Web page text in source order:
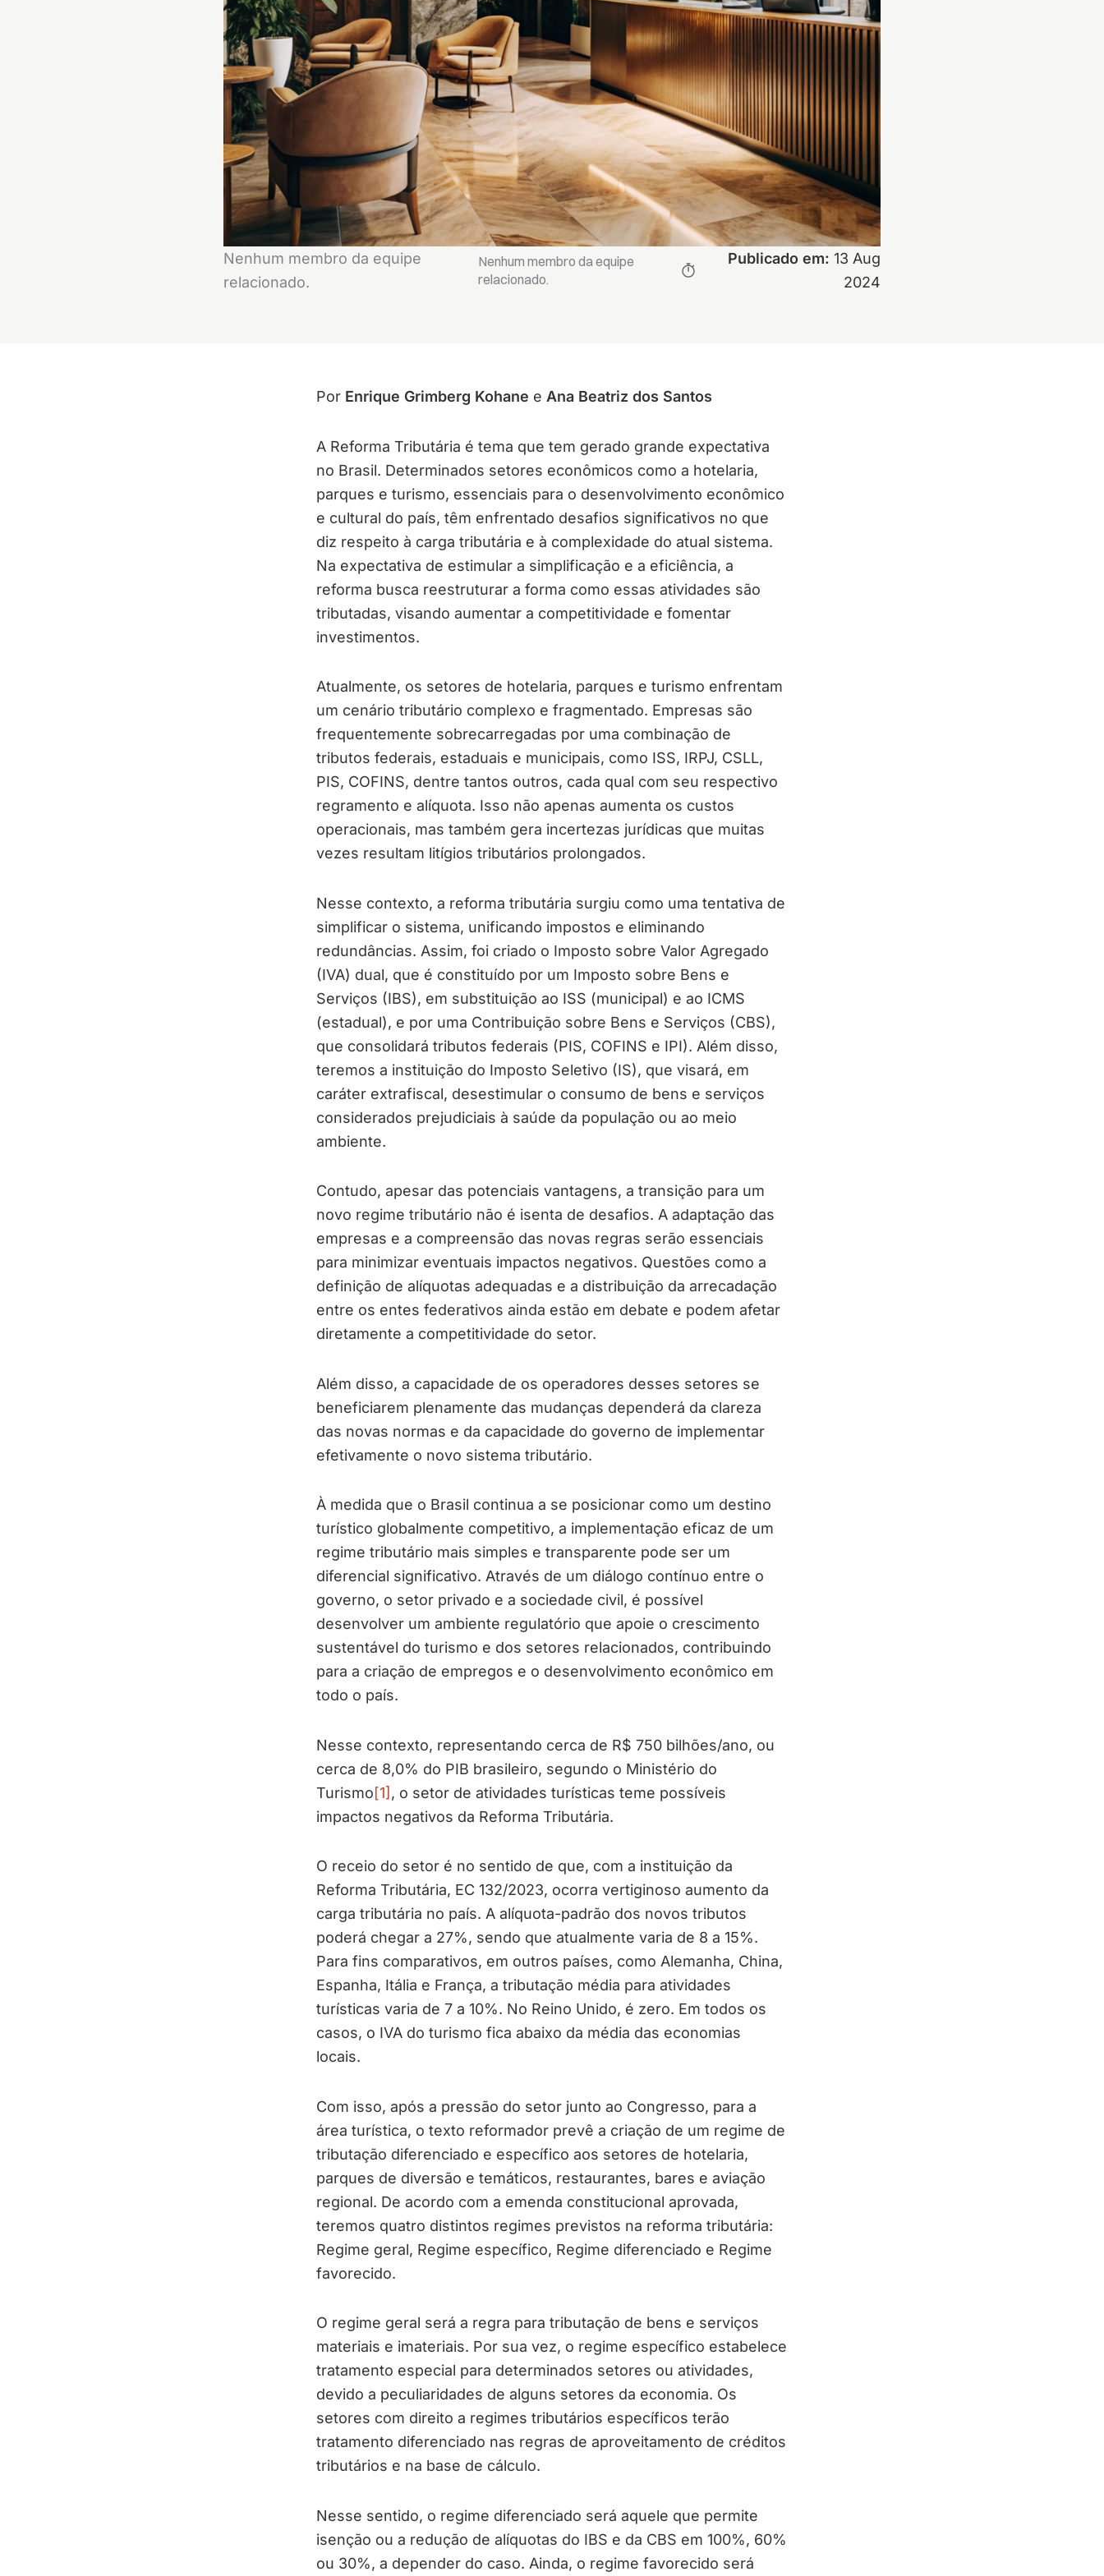
Nenhum membro da equipe
relacionado.
Nenhum membro da equipe
relacionado.
Publicado em: 13 Aug
2024
Por Enrique Grimberg Kohane e Ana Beatriz dos Santos
A Reforma Tributária é tema que tem gerado grande expectativa
no Brasil. Determinados setores econômicos como a hotelaria,
parques e turismo, essenciais para o desenvolvimento econômico
e cultural do país, têm enfrentado desafios significativos no que
diz respeito à carga tributária e à complexidade do atual sistema.
Na expectativa de estimular a simplificação e a eficiência, a
reforma busca reestruturar a forma como essas atividades são
tributadas, visando aumentar a competitividade e fomentar
investimentos.
Atualmente, os setores de hotelaria, parques e turismo enfrentam
um cenário tributário complexo e fragmentado. Empresas são
frequentemente sobrecarregadas por uma combinação de
tributos federais, estaduais e municipais, como ISS, IRPJ, CSLL,
PIS, COFINS, dentre tantos outros, cada qual com seu respectivo
regramento e alíquota. Isso não apenas aumenta os custos
operacionais, mas também gera incertezas jurídicas que muitas
vezes resultam litígios tributários prolongados.
Nesse contexto, a reforma tributária surgiu como uma tentativa de
simplificar o sistema, unificando impostos e eliminando
redundâncias. Assim, foi criado o Imposto sobre Valor Agregado
(IVA) dual, que é constituído por um Imposto sobre Bens e
Serviços (IBS), em substituição ao ISS (municipal) e ao ICMS
(estadual), e por uma Contribuição sobre Bens e Serviços (CBS),
que consolidará tributos federais (PIS, COFINS e IPI). Além disso,
teremos a instituição do Imposto Seletivo (IS), que visará, em
caráter extrafiscal, desestimular o consumo de bens e serviços
considerados prejudiciais à saúde da população ou ao meio
ambiente.
Contudo, apesar das potenciais vantagens, a transição para um
novo regime tributário não é isenta de desafios. A adaptação das
empresas e a compreensão das novas regras serão essenciais
para minimizar eventuais impactos negativos. Questões como a
definição de alíquotas adequadas e a distribuição da arrecadação
entre os entes federativos ainda estão em debate e podem afetar
diretamente a competitividade do setor.
Além disso, a capacidade de os operadores desses setores se
beneficiarem plenamente das mudanças dependerá da clareza
das novas normas e da capacidade do governo de implementar
efetivamente o novo sistema tributário.
À medida que o Brasil continua a se posicionar como um destino
turístico globalmente competitivo, a implementação eficaz de um
regime tributário mais simples e transparente pode ser um
diferencial significativo. Através de um diálogo contínuo entre o
governo, o setor privado e a sociedade civil, é possível
desenvolver um ambiente regulatório que apoie o crescimento
sustentável do turismo e dos setores relacionados, contribuindo
para a criação de empregos e o desenvolvimento econômico em
todo o país.
Nesse contexto, representando cerca de R$ 750 bilhões/ano, ou
cerca de 8,0% do PIB brasileiro, segundo o Ministério do
Turismo[1] , o setor de atividades turísticas teme possíveis
impactos negativos da Reforma Tributária.
O receio do setor é no sentido de que, com a instituição da
Reforma Tributária, EC 132/2023, ocorra vertiginoso aumento da
carga tributária no país. A alíquota-padrão dos novos tributos
poderá chegar a 27%, sendo que atualmente varia de 8 a 15%.
Para fins comparativos, em outros países, como Alemanha, China,
Espanha, Itália e França, a tributação média para atividades
turísticas varia de 7 a 10%. No Reino Unido, é zero. Em todos os
casos, o IVA do turismo fica abaixo da média das economias
locais.
Com isso, após a pressão do setor junto ao Congresso, para a
área turística, o texto reformador prevê a criação de um regime de
tributação diferenciado e específico aos setores de hotelaria,
parques de diversão e temáticos, restaurantes, bares e aviação
regional. De acordo com a emenda constitucional aprovada,
teremos quatro distintos regimes previstos na reforma tributária:
Regime geral, Regime específico, Regime diferenciado e Regime
favorecido.
O regime geral será a regra para tributação de bens e serviços
materiais e imateriais. Por sua vez, o regime específico estabelece
tratamento especial para determinados setores ou atividades,
devido a peculiaridades de alguns setores da economia. Os
setores com direito a regimes tributários específicos terão
tratamento diferenciado nas regras de aproveitamento de créditos
tributários e na base de cálculo.
Nesse sentido, o regime diferenciado será aquele que permite
isenção ou a redução de alíquotas do IBS e da CBS em 100%, 60%
ou 30%, a depender do caso. Ainda, o regime favorecido será